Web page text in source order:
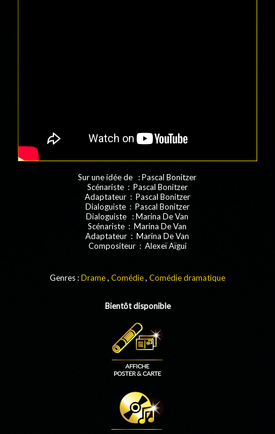
Sur une idée de : Pascal Bonitzer
Scénariste : Pascal Bonitzer
Adaptateur : Pascal Bonitzer
Dialoguiste : Pascal Bonitzer
Dialoguiste : Marina De Van
Scénariste : Marina De Van
Adaptateur : Marina De Van
Compositeur : Alexeï Aïgui
Genres :Drame, Comédie, Comédie dramatique
Bientôt disponible